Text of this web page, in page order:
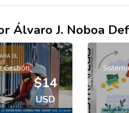
Álvaro J. Noboa
Gestión
$14
USD